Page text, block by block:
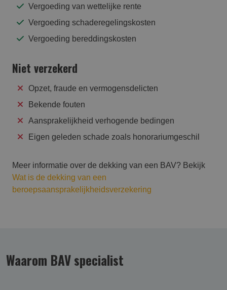
Vergoeding van wettelijke rente
Vergoeding schaderegelingskosten
Vergoeding bereddingskosten
Niet verzekerd
Opzet, fraude en vermogensdelicten
Bekende fouten
Aansprakelijkheid verhogende bedingen
Eigen geleden schade zoals honorariumgeschil
Meer informatie over de dekking van een BAV? Bekijk
Wat is de dekking van een
beroepsaansprakelijkheidsverzekering
Waarom BAV specialist